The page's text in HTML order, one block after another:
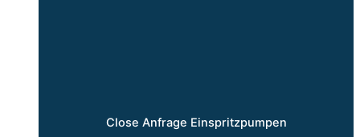
Close Anfrage Einspritzpumpen